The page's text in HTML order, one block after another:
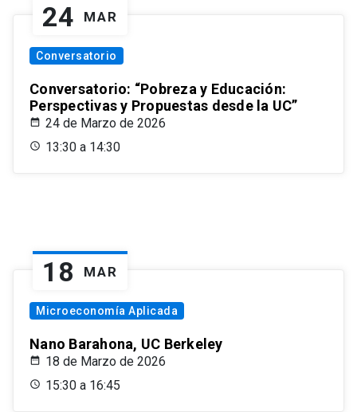
24 MAR
Conversatorio
Conversatorio: “Pobreza y Educación:
Perspectivas y Propuestas desde la UC”
24 de Marzo de 2026
13:30 a 14:30
18 MAR
Microeconomía Aplicada
Nano Barahona, UC Berkeley
18 de Marzo de 2026
15:30 a 16:45